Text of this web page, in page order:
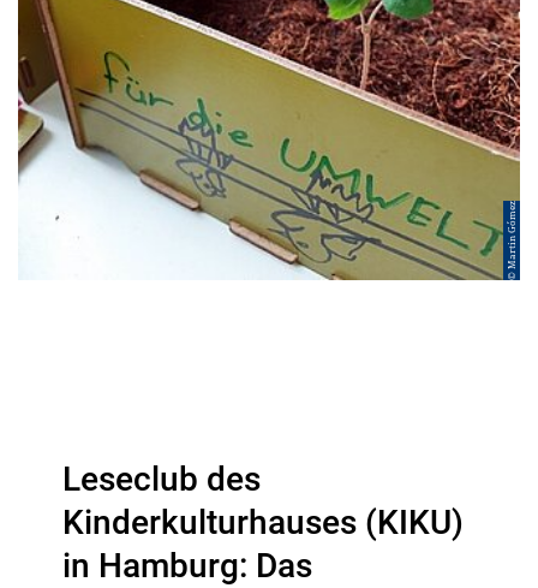
© Martin Gómez
Leseclub des
Kinderkulturhauses (KIKU)
in Hamburg: Das